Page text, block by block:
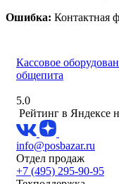
Ошибка: Контактная
Кассовое
общепита
5.0
Рейтинг в Яндексе
info@posbazar.ru
Отдел продаж
+7 (495) 295-90-95